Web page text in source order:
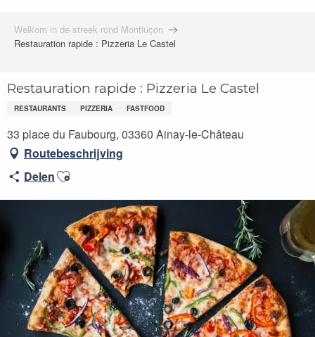
Welkom in de streek rond Montluçon
Restauration rapide : Pizzeria Le Castel
Restauration rapide : Pizzeria Le Castel
RESTAURANTS PIZZERIA FASTFOOD
33 place du Faubourg, 03360 Ainay-le-Château
Routebeschrijving
DelenAjouter aux favoris